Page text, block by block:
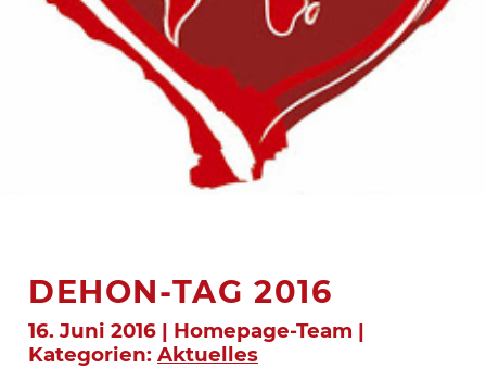
DEHON-TAG 2016
16. Juni 2016 | Homepage-Team |
Kategorien: Aktuelles